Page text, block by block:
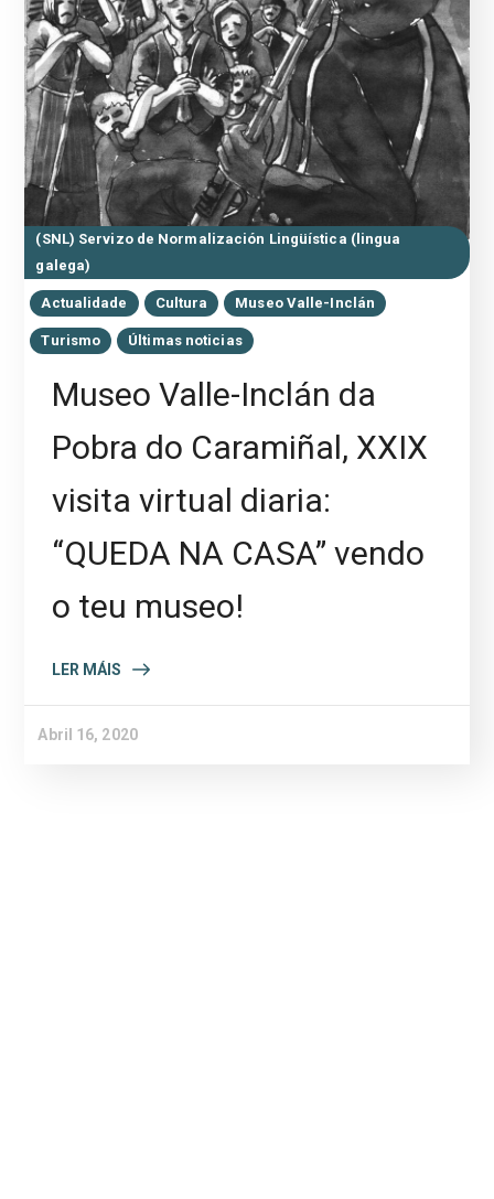
(SNL) Servizo de Normalización Lingüística (lingua
galega)
Actualidade Cultura Museo Valle-Inclán
Turismo Últimas noticias
Museo Valle-Inclán da
Pobra do Caramiñal, XXIX
visita virtual diaria:
“QUEDA NA CASA” vendo
o teu museo!
LER MÁIS
Abril 16, 2020